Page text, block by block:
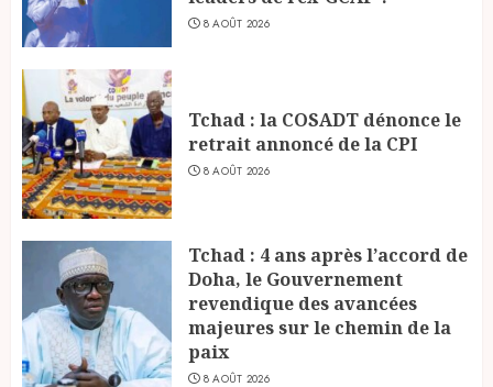
8 AOÛT 2026
Tchad : la COSADT dénonce le
retrait annoncé de la CPI
8 AOÛT 2026
Tchad : 4 ans après l’accord de
Doha, le Gouvernement
revendique des avancées
majeures sur le chemin de la
paix
8 AOÛT 2026